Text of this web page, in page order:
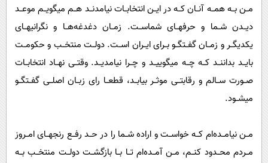
مــن بــه همــه آنــان کــه در ایــن انتخابــات نیامدنــد هــم میگویــم موعــد
دیــدن شــما و حرفهــای شماســت. زمــان دغدغه‌هــا و نگرانیهــای
یکدیگــر و زمــان گفــتگــو بــرای ایــران اســت. دولــت منتخــب و حکومــت
بایــد بداننــد کــه چــه میگوییــد و چــرا نیامدیــد. وقتــی نهــاد انتخابــات
صــورت ســالم و رقابتــی موثــر بیابــد، قطعــا رای زبــان اصلــی گفــتگــو
میشــود.
مــن نیامــده‌ام کــه خواســت و اراده شــما را در حــد رفــع رنجهــای امــروز
مــردم محــدود کنــم، مــن آمــده‌ام تــا بــا بازگشــت دولــت منتخــب بــه